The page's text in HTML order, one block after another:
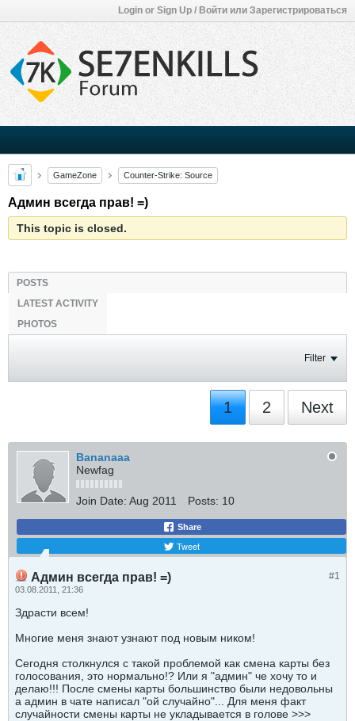
Login or Sign Up / Войти или Зарегистрироваться
GameZone Counter-Strike: Source
Админ всегда прав! =)
This topic is closed.
POSTS
LATEST ACTIVITY
PHOTOS
Filter
1 2 Next
Bananaaa
Newfag
Join Date: Aug 2011 Posts: 10
Share
Tweet
#1
Админ всегда прав! =)
03.08.2011, 21:36
Здрасти всем!
Многие меня знают узнают под новым ником!
Сегодня столкнулся с такой проблемой как смена карты без
голосования, это нормально!? Или я "админ" че хочу то и
делаю!!! После смены карты большинство были недовольны
а админ в чате написал "ой случайно"... Для меня факт
случайности смены карты не укладывается в голове >>>